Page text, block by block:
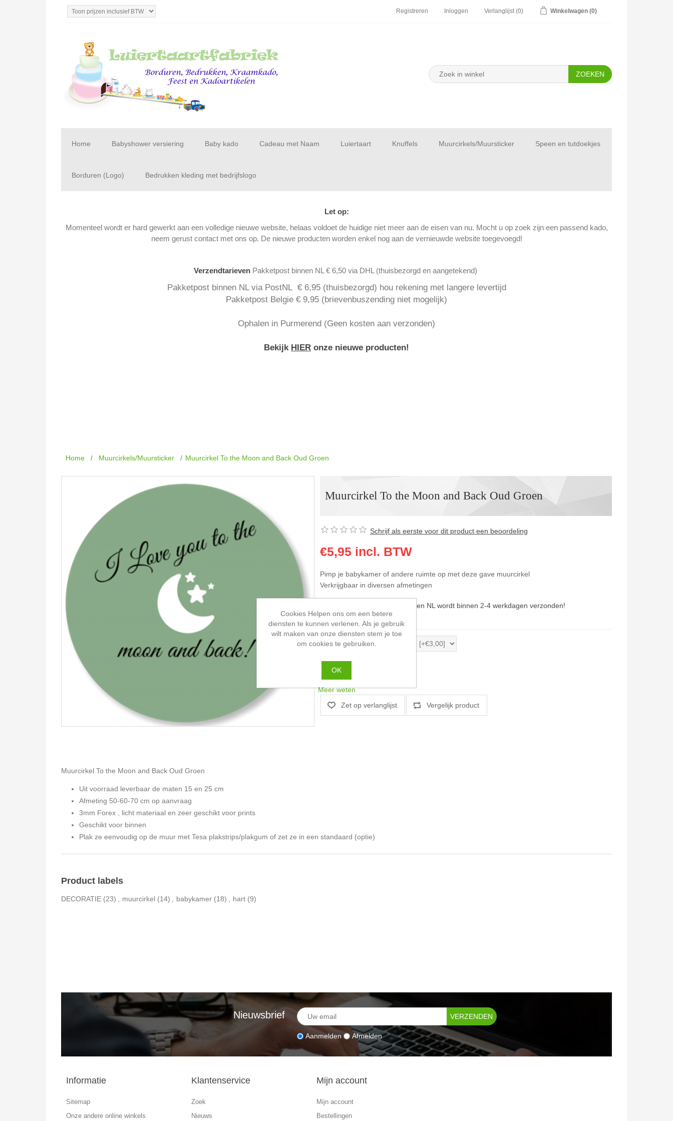
Registreren Inloggen Verlanglijst (0) Winkelwagen (0)
Home Babyshower versiering Baby kado Cadeau met Naam Luiertaart Knuffels Muurcirkels/Muursticker Speen en tutdoekjes
Borduren (Logo) Bedrukken kleding met bedrijfslogo
Let op:
Momenteel wordt er hard gewerkt aan een volledige nieuwe website, helaas voldoet de huidige niet meer aan de eisen van nu. Mocht u op zoek zijn een passend kado,
neem gerust contact met ons op. De nieuwe producten worden enkel nog aan de vernieuwde website toegevoegd!
Verzendtarieven Pakketpost binnen NL € 6,50 via DHL (thuisbezorgd en aangetekend)
Pakketpost binnen NL via PostNL € 6,95 (thuisbezorgd) hou rekening met langere levertijd
Pakketpost Belgie € 9,95 (brievenbuszending niet mogelijk)
Ophalen in Purmerend (Geen kosten aan verzonden)
Bekijk HIER onze nieuwe producten!
Home / Muurcirkels/Muursticker / Muurcirkel To the Moon and Back Oud Groen
Muurcirkel To the Moon and Back Oud Groen
Schrijf als eerste voor dit product een beoordeling
€5,95 incl. BTW
Pimp je babykamer of andere ruimte op met deze gave muurcirkel
Verkrijgbaar in diversen afmetingen
Pakketpost binnen NL wordt binnen 2-4 werkdagen verzonden!
Beschikbare opties
Maat *
Muurcirkel To the Moon and Back Oud Groen
Uit voorraad leverbaar de maten 15 en 25 cm
Afmeting 50-60-70 cm op aanvraag
3mm Forex , licht materiaal en zeer geschikt voor prints
Geschikt voor binnen
Plak ze eenvoudig op de muur met Tesa plakstrips/plakgum of zet ze in een standaard (optie)
Product labels
DECORATIE (23) muurcirkel (14) babykamer (18) hart (9)
Nieuwsbrief
Aanmelden Afmelden
Informatie
Sitemap
Onze andere online winkels
Klantenservice
Zoek
Nieuws
Mijn account
Mijn account
Bestellingen
Cookies Helpen ons om een betere
diensten te kunnen verlenen. Als je gebruik
wilt maken van onze diensten stem je toe
om cookies te gebruiken.
OK
Meer weten